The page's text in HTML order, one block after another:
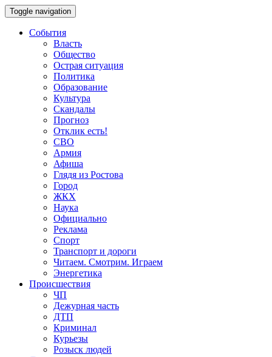
Toggle navigation
События
Власть
Общество
Острая ситуация
Политика
Образование
Культура
Скандалы
Прогноз
Отклик есть!
СВО
Армия
Афиша
Глядя из Ростова
Город
ЖКХ
Наука
Официально
Реклама
Спорт
Транспорт и дороги
Читаем. Смотрим. Играем
Энергетика
Происшествия
ЧП
Дежурная часть
ДТП
Криминал
Курьезы
Розыск людей